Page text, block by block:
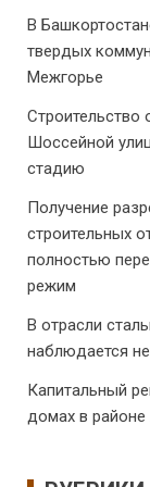
В
твердых
Межгорье
Строительство
Шоссейной
стадию
Получение
строительных
полностью
режим
В отрасли
наблюдается
Капитальный
домах в